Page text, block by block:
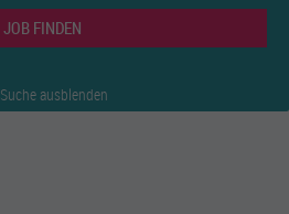
JOB FINDEN
Suche ausblenden